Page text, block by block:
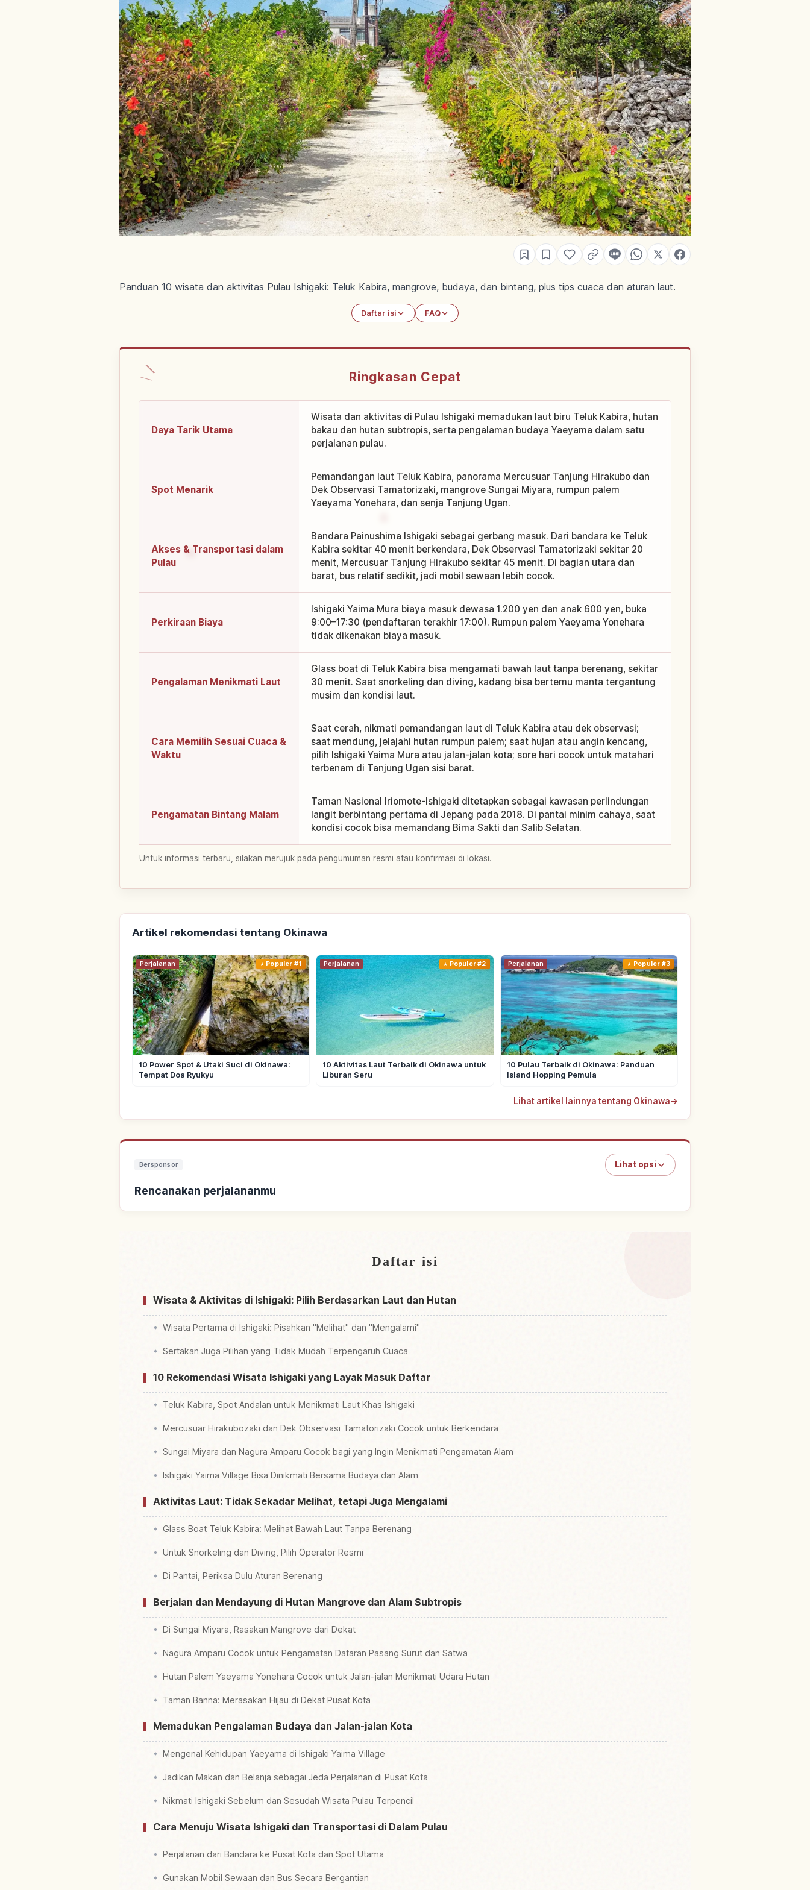
Panduan 10 wisata dan aktivitas Pulau Ishigaki: Teluk Kabira, mangrove, budaya, dan bintang, plus tips cuaca dan aturan laut.
Daftar isi FAQ
Ringkasan Cepat
Daya Tarik Utama
Wisata dan aktivitas di Pulau Ishigaki memadukan laut biru Teluk Kabira, hutan
bakau dan hutan subtropis, serta pengalaman budaya Yaeyama dalam satu
perjalanan pulau.
Spot Menarik
Pemandangan laut Teluk Kabira, panorama Mercusuar Tanjung Hirakubo dan
Dek Observasi Tamatorizaki, mangrove Sungai Miyara, rumpun palem
Yaeyama Yonehara, dan senja Tanjung Ugan.
Akses & Transportasi dalam
Pulau
Bandara Painushima Ishigaki sebagai gerbang masuk. Dari bandara ke Teluk
Kabira sekitar 40 menit berkendara, Dek Observasi Tamatorizaki sekitar 20
menit, Mercusuar Tanjung Hirakubo sekitar 45 menit. Di bagian utara dan
barat, bus relatif sedikit, jadi mobil sewaan lebih cocok.
Perkiraan Biaya
Ishigaki Yaima Mura biaya masuk dewasa 1.200 yen dan anak 600 yen, buka
9:00–17:30 (pendaftaran terakhir 17:00). Rumpun palem Yaeyama Yonehara
tidak dikenakan biaya masuk.
Pengalaman Menikmati Laut
Glass boat di Teluk Kabira bisa mengamati bawah laut tanpa berenang, sekitar
30 menit. Saat snorkeling dan diving, kadang bisa bertemu manta tergantung
musim dan kondisi laut.
Cara Memilih Sesuai Cuaca &
Waktu
Saat cerah, nikmati pemandangan laut di Teluk Kabira atau dek observasi;
saat mendung, jelajahi hutan rumpun palem; saat hujan atau angin kencang,
pilih Ishigaki Yaima Mura atau jalan-jalan kota; sore hari cocok untuk matahari
terbenam di Tanjung Ugan sisi barat.
Pengamatan Bintang Malam
Taman Nasional Iriomote-Ishigaki ditetapkan sebagai kawasan perlindungan
langit berbintang pertama di Jepang pada 2018. Di pantai minim cahaya, saat
kondisi cocok bisa memandang Bima Sakti dan Salib Selatan.
Untuk informasi terbaru, silakan merujuk pada pengumuman resmi atau konfirmasi di lokasi.
Artikel rekomendasi tentang Okinawa
Perjalanan Populer #1
10 Power Spot & Utaki Suci di Okinawa:
Tempat Doa Ryukyu
Perjalanan Populer #2
10 Aktivitas Laut Terbaik di Okinawa untuk
Liburan Seru
Perjalanan Populer #3
10 Pulau Terbaik di Okinawa: Panduan
Island Hopping Pemula
Lihat artikel lainnya tentang Okinawa→
Bersponsor Lihat opsi
Rencanakan perjalananmu
Daftar isi
Wisata & Aktivitas di Ishigaki: Pilih Berdasarkan Laut dan Hutan
Wisata Pertama di Ishigaki: Pisahkan "Melihat" dan "Mengalami"
Sertakan Juga Pilihan yang Tidak Mudah Terpengaruh Cuaca
10 Rekomendasi Wisata Ishigaki yang Layak Masuk Daftar
Teluk Kabira, Spot Andalan untuk Menikmati Laut Khas Ishigaki
Mercusuar Hirakubozaki dan Dek Observasi Tamatorizaki Cocok untuk Berkendara
Sungai Miyara dan Nagura Amparu Cocok bagi yang Ingin Menikmati Pengamatan Alam
Ishigaki Yaima Village Bisa Dinikmati Bersama Budaya dan Alam
Aktivitas Laut: Tidak Sekadar Melihat, tetapi Juga Mengalami
Glass Boat Teluk Kabira: Melihat Bawah Laut Tanpa Berenang
Untuk Snorkeling dan Diving, Pilih Operator Resmi
Di Pantai, Periksa Dulu Aturan Berenang
Berjalan dan Mendayung di Hutan Mangrove dan Alam Subtropis
Di Sungai Miyara, Rasakan Mangrove dari Dekat
Nagura Amparu Cocok untuk Pengamatan Dataran Pasang Surut dan Satwa
Hutan Palem Yaeyama Yonehara Cocok untuk Jalan-jalan Menikmati Udara Hutan
Taman Banna: Merasakan Hijau di Dekat Pusat Kota
Memadukan Pengalaman Budaya dan Jalan-jalan Kota
Mengenal Kehidupan Yaeyama di Ishigaki Yaima Village
Jadikan Makan dan Belanja sebagai Jeda Perjalanan di Pusat Kota
Nikmati Ishigaki Sebelum dan Sesudah Wisata Pulau Terpencil
Cara Menuju Wisata Ishigaki dan Transportasi di Dalam Pulau
Perjalanan dari Bandara ke Pusat Kota dan Spot Utama
Gunakan Mobil Sewaan dan Bus Secara Bergantian